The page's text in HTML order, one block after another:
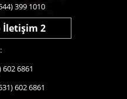
399 1010
İletişim 2
602 6861
602 6861